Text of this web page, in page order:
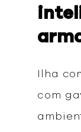
Ilha
com